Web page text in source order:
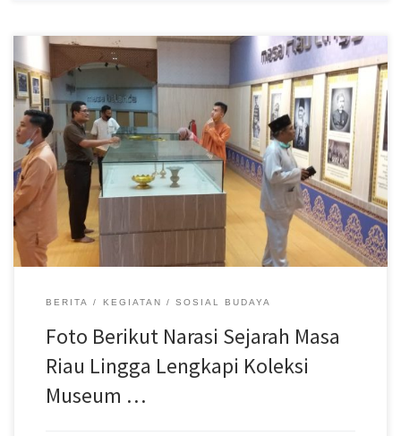
Disbudpar Batam- Koleksi Museum Batam Raja Ali Haji semakin
lengkap dengan bertambahnya koleksi berupa foto – foto berikut
narasinya yang dipajang didinding. Pajangan Foto itu menceritakan
tentang sejarah peradaban Batam. “Koleksi museum bertambah
lengkap dengan hadirnya foto – foto yang menceritakan tentang
sejarah Masa Riau Lingga,” kata Muhammad Zen, Kepala Bidang
(Kabid) Kebudayaan Dinas Kebudayaan dan Pariwisata (Disbudpar)
Kota Batam, ketika meninjau museum padaJumat (18/9). Zen
menyebutkan, deretan foto – foto tersebut diantaranya adalah
foto Raja Ali Haji, seorang pengarang Melayu abad ke-18 yang
termasyhur. Ada pula foto Sultan Abdul Raham Muazzam Syah III,
Sultan Abdul Raham Muazzam Syah II […]
BERITA KEGIATAN SOSIAL BUDAYA
Foto Berikut Narasi Sejarah Masa
Riau Lingga Lengkapi Koleksi
Museum …